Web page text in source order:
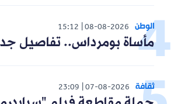
الوطن 08-08-2026
15:12
مأساة بومرداس.. تفاصيل
ثقافة 07-08-2026
23:09